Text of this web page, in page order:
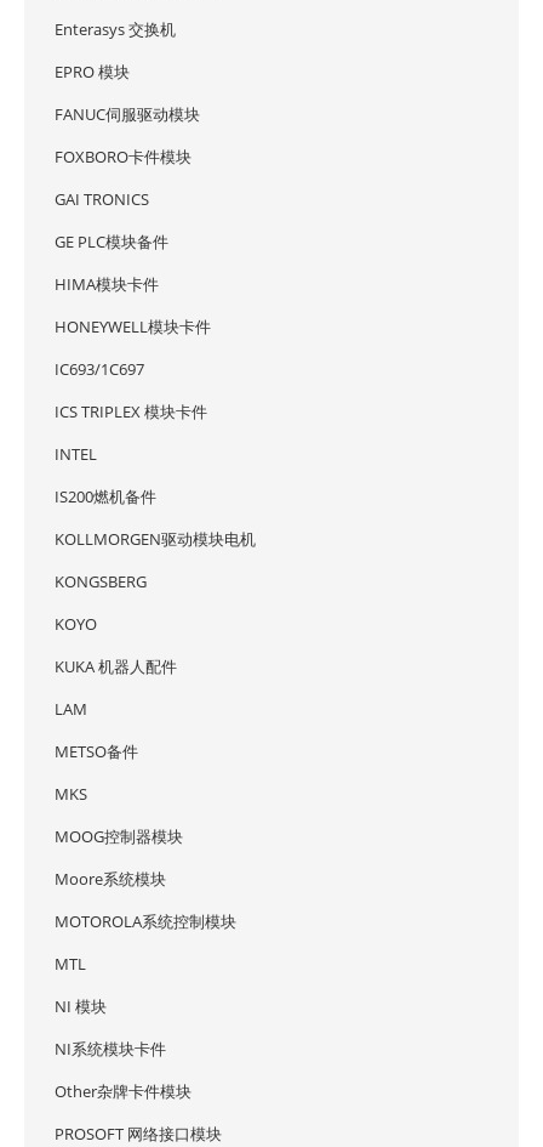
Enterasys 交换机
EPRO 模块
FANUC伺服驱动模块
FOXBORO卡件模块
GAI TRONICS
GE PLC模块备件
HIMA模块卡件
HONEYWELL模块卡件
IC693/1C697
ICS TRIPLEX 模块卡件
INTEL
IS200燃机备件
KOLLMORGEN驱动模块电机
KONGSBERG
KOYO
KUKA 机器人配件
LAM
METSO备件
MKS
MOOG控制器模块
Moore系统模块
MOTOROLA系统控制模块
MTL
NI 模块
NI系统模块卡件
Other杂牌卡件模块
PROSOFT 网络接口模块